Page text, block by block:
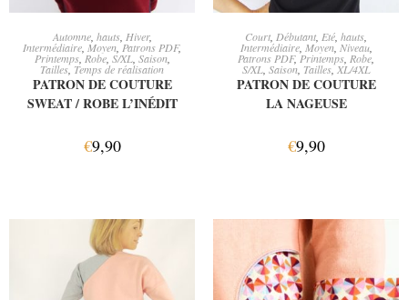
CHOIX DES OPTIONS
Automne, hauts, Hiver,
Intermédiaire Moyen ,Patrons PDF,
Printemps,Robe, S/XL, Saison,
Tailles, Temps de réalisation
PATRON DE COUTURE
SWEAT / ROBE L’INÉDIT
€9,90
AJOUTER AU PANIER
Court Débutant Eté hauts
Intermédiaire, Moyen, Niveau,
Patrons PDF, Printemps Robe
S/XL, Saison, Tailles,XL/4XL
PATRON DE COUTURE
LA NAGEUSE
€9,90